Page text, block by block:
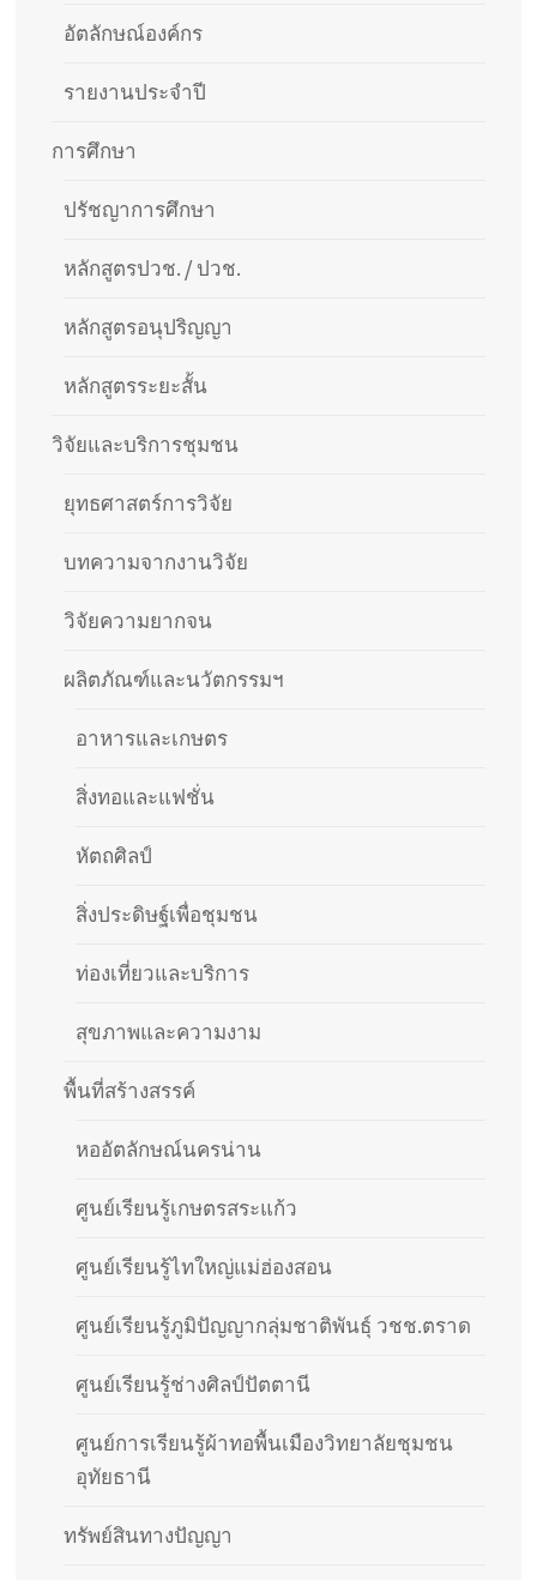
อัตลักษณ์องค์กร
รายงานประจำปี
การศึกษา
ปรัชญาการศึกษา
หลักสูตรปวช. / ปวช.
หลักสูตรอนุปริญญา
หลักสูตรระยะสั้น
วิจัยและบริการชุมชน
ยุทธศาสตร์การวิจัย
บทความจากงานวิจัย
วิจัยความยากจน
ผลิตภัณฑ์และนวัตกรรมฯ
อาหารและเกษตร
สิ่งทอและแฟชั่น
หัตถศิลป์
สิ่งประดิษฐ์เพื่อชุมชน
ท่องเที่ยวและบริการ
สุขภาพและความงาม
พื้นที่สร้างสรรค์
หออัตลักษณ์นครน่าน
ศูนย์เรียนรู้เกษตรสระแก้ว
ศูนย์เรียนรู้ไทใหญ่แม่ฮ่องสอน
ศูนย์เรียนรู้ภูมิปัญญากลุ่มชาติพันธุ์ วชช.ตราด
ศูนย์เรียนรู้ช่างศิลป์ปัตตานี
ศูนย์การเรียนรู้ผ้าทอพื้นเมืองวิทยาลัยชุมชน
อุทัยธานี
ทรัพย์สินทางปัญญา